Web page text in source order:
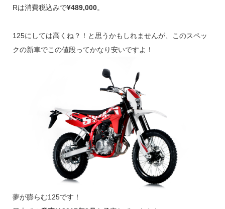
Rは消費税込みで¥489,000。
125にしては高くね？！と思うかもしれませんが、このスペッ
クの新車でこの値段ってかなり安いですよ！
夢が膨らむ125です！